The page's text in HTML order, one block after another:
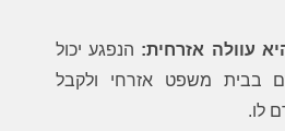
עוולה אזרחית: הנפגע יכול
בבית משפט אזרחי ולקבל
לו.